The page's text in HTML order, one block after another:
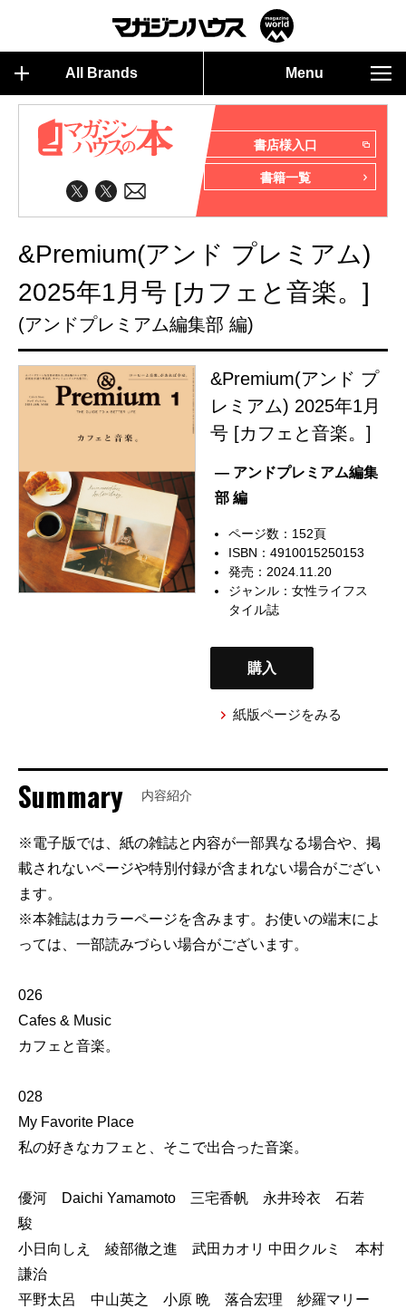
All Brands Menu
書店様入口
書籍一覧
&Premium(アンド プレミアム)
2025年1月号 [カフェと音楽。]
(アンドプレミアム編集部 編)
&Premium(アンド プ
レミアム) 2025年1月
号 [カフェと音楽。]
— アンドプレミアム編集
部 編
ページ数：152頁
ISBN：4910015250153
発売：2024.11.20
ジャンル：女性ライフス
タイル誌
購入
紙版ページをみる
Summary 内容紹介
※電子版では、紙の雑誌と内容が一部異なる場合や、掲
載されないページや特別付録が含まれない場合がござい
ます。
※本雑誌はカラーページを含みます。お使いの端末によ
っては、一部読みづらい場合がございます。
026
Cafes & Music
カフェと音楽。
028
My Favorite Place
私の好きなカフェと、そこで出合った音楽。
優河 Daichi Yamamoto 三宅香帆 永井玲衣 石若
駿
小日向しえ 綾部徹之進 武田カオリ 中田クルミ 本村
謙治
平野太呂 中山英之 小原 晩 落合宏理 紗羅マリー